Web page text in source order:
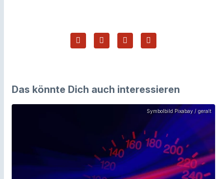
Das könnte Dich auch interessieren
Symbolbild Pixabay / geralt